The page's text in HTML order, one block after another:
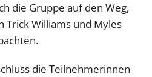
die Gruppe auf den Weg,
Trick Williams und Myles
die Teilnehmerinnen